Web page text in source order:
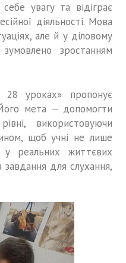
увагу та відіграє
діяльності. Мова
але й у діловому
зростанням
28 уроках» пропонує
мета — допомогти
використовуючи
щоб учні не лише
у реальних життєвих
завдання для слухання,